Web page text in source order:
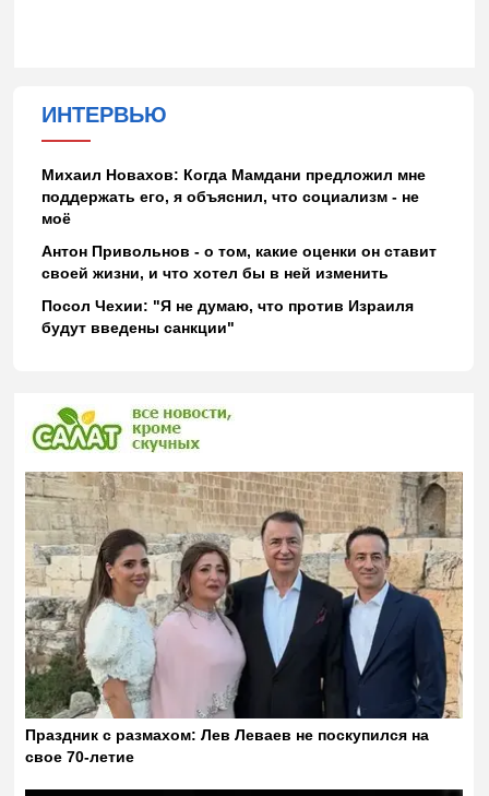
ИНТЕРВЬЮ
Михаил Новахов: Когда Мамдани предложил мне
поддержать его, я объяснил, что социализм - не
моё
Антон Привольнов - о том, какие оценки он ставит
своей жизни, и что хотел бы в ней изменить
Посол Чехии: "Я не думаю, что против Израиля
будут введены санкции"